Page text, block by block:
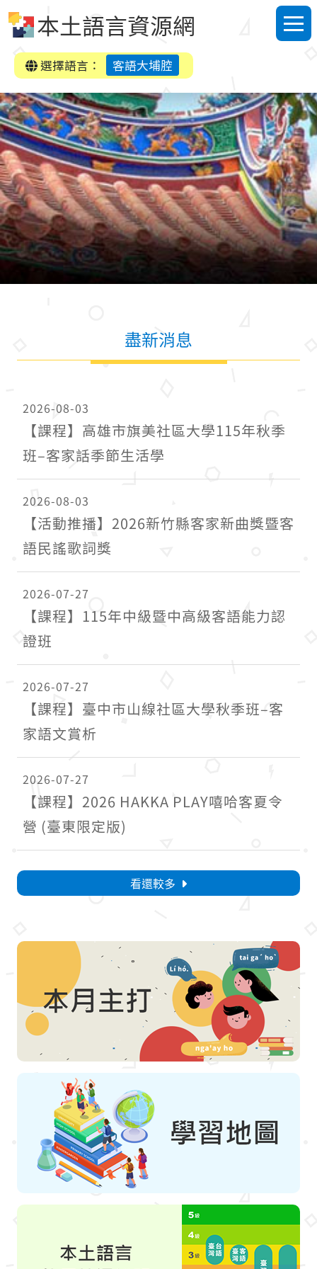
本土語言資源網
選單
選擇語言：
客語大埔腔
盡新消息
看還較多
2026-08-03
【課程】高雄市旗美社區大學115年秋季
班–客家話季節生活學
2026-08-03
【活動推播】2026新竹縣客家新曲獎暨客
語民謠歌詞獎
2026-07-27
【課程】115年中級暨中高級客語能力認
證班
2026-07-27
【課程】臺中市山線社區大學秋季班–客
家語文賞析
2026-07-27
【課程】2026 HAKKA PLAY嘻哈客夏令
營 (臺東限定版)